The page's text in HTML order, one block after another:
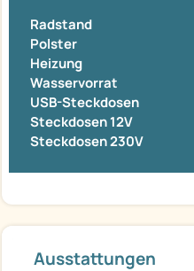
Radstand
Polster
Heizung
Wasservorrat
USB-Steckdosen
Steckdosen 12V
Steckdosen 230V
Ausstattungen